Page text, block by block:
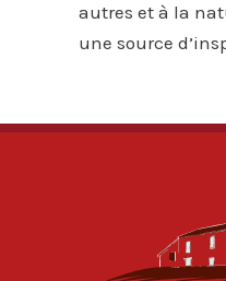
autres et à la
une source